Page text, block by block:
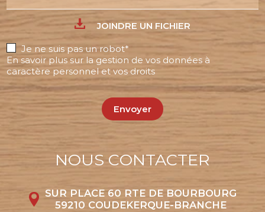
JOINDRE UN FICHIER
Je ne suis pas un robot*
En savoir plus sur la gestion de vos données à
caractère personnel et vos droits
Envoyer
NOUS CONTACTER
SUR PLACE 60 RTE DE BOURBOURG
59210 COUDEKERQUE-BRANCHE